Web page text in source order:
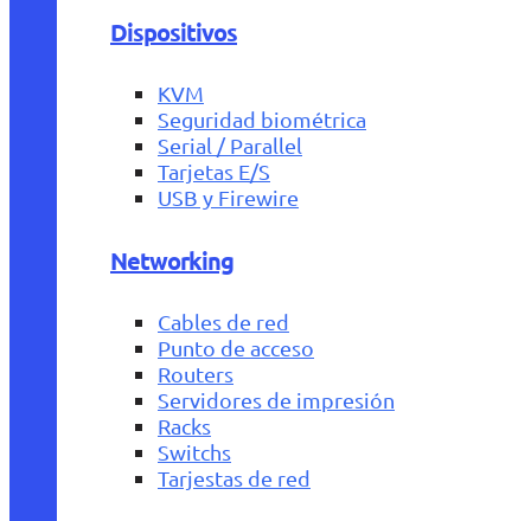
Dispositivos
KVM
Seguridad biométrica
Serial / Parallel
Tarjetas E/S
USB y Firewire
Networking
Cables de red
Punto de acceso
Routers
Servidores de impresión
Racks
Switchs
Tarjestas de red